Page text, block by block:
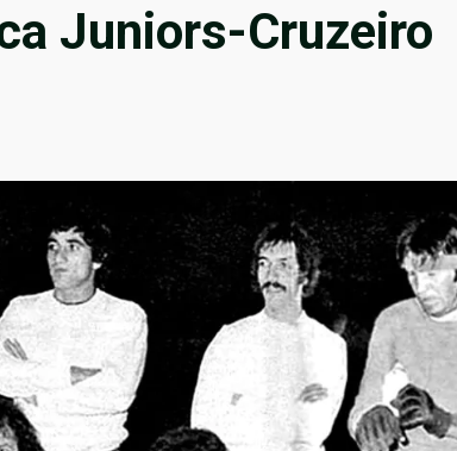
Juniors-Cruzeiro